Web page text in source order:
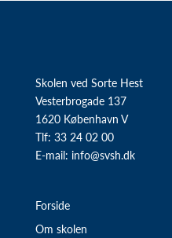
Skolen ved Sorte Hest
Vesterbrogade 137
1620 København V
Tlf: 33 24 02 00
E-mail: info@svsh.dk
Forside
Om skolen